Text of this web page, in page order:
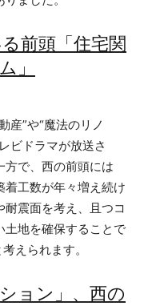
前頭「住宅関
」
産”や“魔法のリノ
ビドラマが放送さ
方で、西の前頭には
着工数が年々増え続け
震面を考え、且つコ
土地を確保することで
えられます。
ョン」、西の